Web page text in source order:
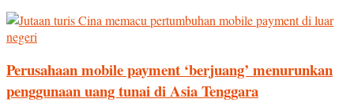
Perusahaan mobile payment ‘berjuang’ menurunkan
penggunaan uang tunai di Asia Tenggara